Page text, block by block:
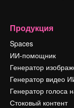
Продукция
Spaces
ИИ-помощник
Генератор
Генератор видео
Генератор голоса
Стоковый контент